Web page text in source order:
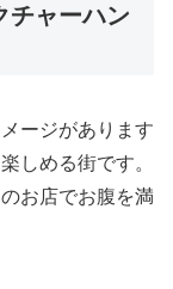
チャーハン
ージがあります
しめる街です。
お店でお腹を満